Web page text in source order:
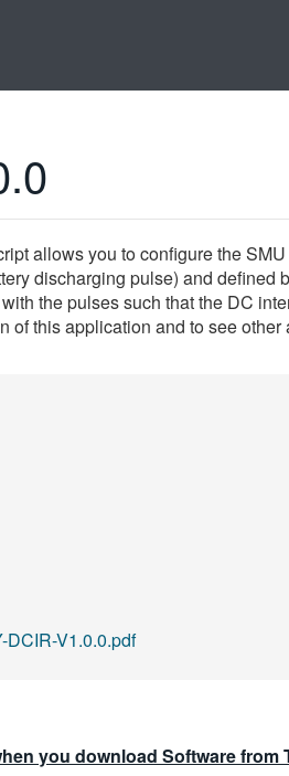
allows you to configure the
discharging pulse) and defined
the pulses such that the DC
of this application and to see
V1.0.0.pdf
you download Software from